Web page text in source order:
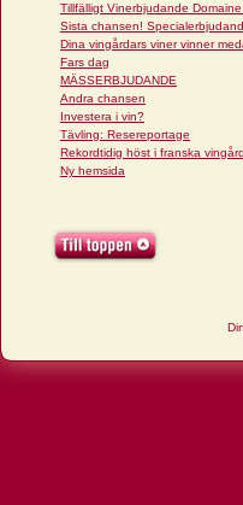
Tillfälligt Vinerbjudande
Sista chansen!
Dina vingårdars viner vinner
Fars dag
MÄSSERBJUDANDE
Andra chansen
Investera i vin?
Tävling: Resereportage
Rekordtidig höst i franska
Ny hemsida